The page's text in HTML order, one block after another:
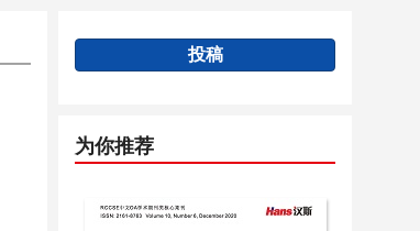
投稿
为你推荐